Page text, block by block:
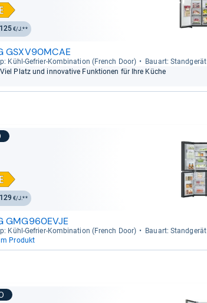
€/J.**
GSXV90MCAE
Kühl-​Gefrier-​Kom­bi­na­tion (French Door) Bau­art: Stand­ge­rät
Viel Platz und inno­va­tive Funk­tio­nen für Ihre Küche
€/J.**
GMG960EVJE
Kühl-​Gefrier-​Kom­bi­na­tion (French Door) Bau­art: Stand­ge­rät
Produkt